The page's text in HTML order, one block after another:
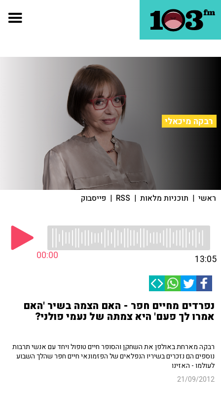
רבקה מיכאלי
ראשי | תוכניות מלאות |
RSS
| פייסבוק
00:00 13:05
נפרדים מחיים חפר - האם הצמה בשיר 'האם
אמרו לך פעם' היא צמתה של נעמי פולני?
רבקה מארחת באולפן את השחקן והסופר חיים טופול ויחד עם אנשי תרבות
נוספים הם נזכרים בשיריו הנפלאים של הפזמונאי חיים חפר שהלך השבוע
לעולמו - האזינו
21/09/2012